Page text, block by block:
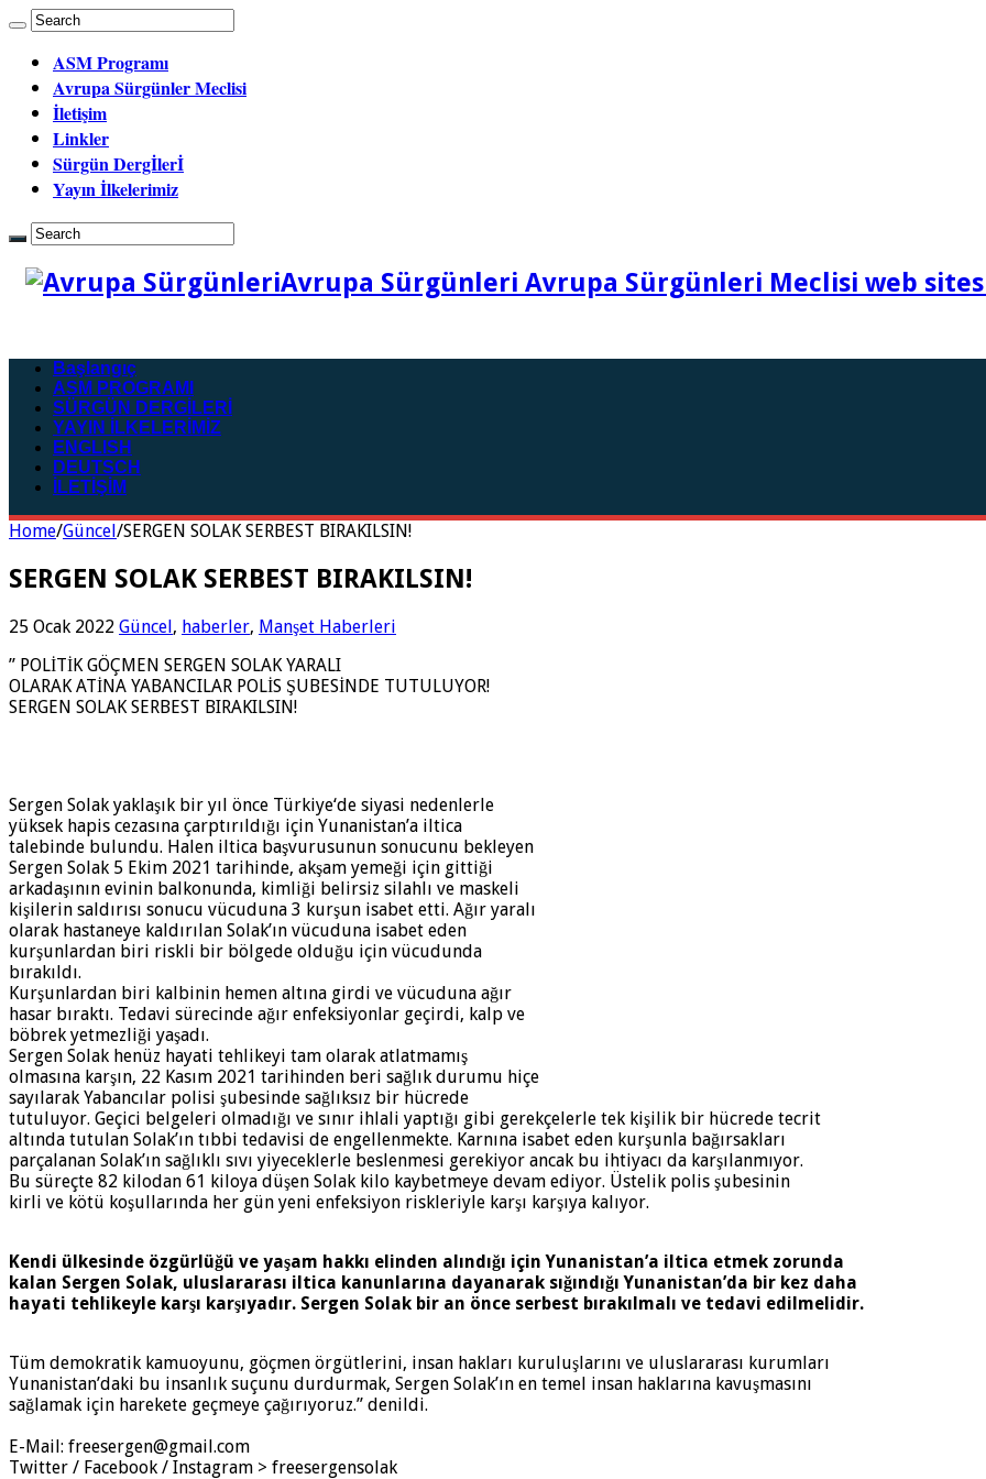
ASM Programı
Avrupa Sürgünler Meclisi
İletişim
Linkler
Sürgün Dergİlerİ
Yayın İlkelerimiz
Avrupa Sürgünleri Avrupa Sürgünleri Meclisi web
Başlangıç
ASM PROGRAMI
SÜRGÜN DERGİLERİ
YAYIN İLKELERİMİZ
ENGLISH
DEUTSCH
İLETİŞİM
Home/Güncel/SERGEN SOLAK SERBEST BIRAKILSIN!
SERGEN SOLAK SERBEST BIRAKILSIN!
25 Ocak 2022 Güncel, haberler, Manşet Haberleri
” POLİTİK GÖÇMEN SERGEN SOLAK YARALI
OLARAK ATİNA YABANCILAR POLİS ŞUBESİNDE TUTULUYOR!
SERGEN SOLAK SERBEST BIRAKILSIN!
Sergen Solak yaklaşık bir yıl önce Türkiye‘de siyasi nedenlerle
yüksek hapis cezasına çarptırıldığı için Yunanistan’a iltica
talebinde bulundu. Halen iltica başvurusunun sonucunu bekleyen
Sergen Solak 5 Ekim 2021 tarihinde, akşam yemeği için gittiği
arkadaşının evinin balkonunda, kimliği belirsiz silahlı ve maskeli
kişilerin saldırısı sonucu vücuduna 3 kurşun isabet etti. Ağır yaralı
olarak hastaneye kaldırılan Solak’ın vücuduna isabet eden
kurşunlardan biri riskli bir bölgede olduğu için vücudunda
bırakıldı.
Kurşunlardan biri kalbinin hemen altına girdi ve vücuduna ağır
hasar bıraktı. Tedavi sürecinde ağır enfeksiyonlar geçirdi, kalp ve
böbrek yetmezliği yaşadı.
Sergen Solak henüz hayati tehlikeyi tam olarak atlatmamış
olmasına karşın, 22 Kasım 2021 tarihinden beri sağlık durumu hiçe
sayılarak Yabancılar polisi şubesinde sağlıksız bir hücrede
tutuluyor. Geçici belgeleri olmadığı ve sınır ihlali yaptığı gibi gerekçelerle tek kişilik bir hücrede tecrit
altında tutulan Solak’ın tıbbi tedavisi de engellenmekte. Karnına isabet eden kurşunla bağırsakları
parçalanan Solak’ın sağlıklı sıvı yiyeceklerle beslenmesi gerekiyor ancak bu ihtiyacı da karşılanmıyor.
Bu süreçte 82 kilodan 61 kiloya düşen Solak kilo kaybetmeye devam ediyor. Üstelik polis şubesinin
kirli ve kötü koşullarında her gün yeni enfeksiyon riskleriyle karşı karşıya kalıyor.
Kendi ülkesinde özgürlüğü ve yaşam hakkı elinden alındığı için Yunanistan’a iltica etmek zorunda
kalan Sergen Solak, uluslararası iltica kanunlarına dayanarak sığındığı Yunanistan’da bir kez daha
hayati tehlikeyle karşı karşıyadır. Sergen Solak bir an önce serbest bırakılmalı ve tedavi edilmelidir.
Tüm demokratik kamuoyunu, göçmen örgütlerini, insan hakları kuruluşlarını ve uluslararası kurumları
Yunanistan’daki bu insanlık suçunu durdurmak, Sergen Solak’ın en temel insan haklarına kavuşmasını
sağlamak için harekete geçmeye çağırıyoruz.” denildi.
E-Mail: freesergen@gmail.com
Twitter / Facebook / Instagram > freesergensolak